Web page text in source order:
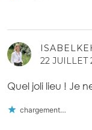
22 JUILLET
Quel joli lieu ! Je
chargement…